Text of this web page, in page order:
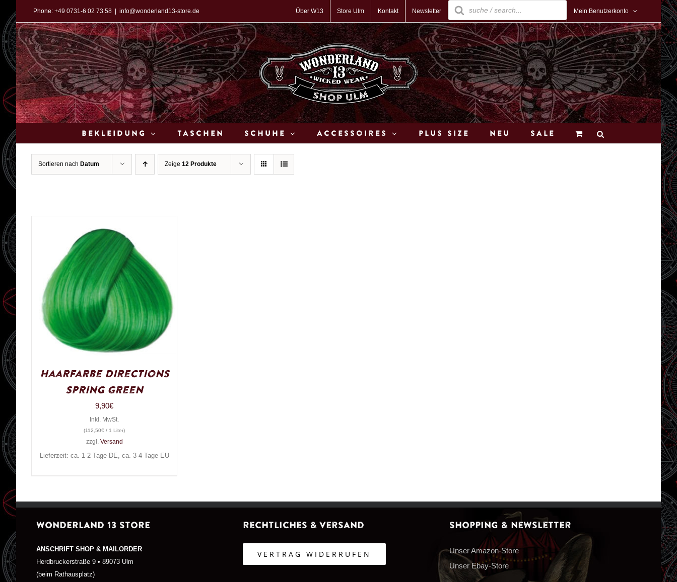
Inhalt
springen
Phone: +49 0731-6 02 73 58 info@wonderland13-store.de Über W13 Store Ulm Kontakt Newsletter
Products
search
Mein Benutzerkonto
Bekleidung Taschen Schuhe Accessoires Plus Size Neu Sale
Sortieren nach Datum Zeige 12 Produkte
Haarfarbe Directions
Spring Green
9,90€
Inkl. MwSt.
(112,50€ / 1 Liter)
zzgl. Versand
Lieferzeit: ca. 1-2 Tage DE, ca. 3-4 Tage EU
WONDERLAND 13 STORE
ANSCHRIFT SHOP & MAILORDER
Herdbruckerstraße 9 • 89073 Ulm
(beim Rathausplatz)
Rechtliches & Versand
VERTRAG WIDERRUFEN
Shopping & Newsletter
Unser Amazon-Store
Unser Ebay-Store